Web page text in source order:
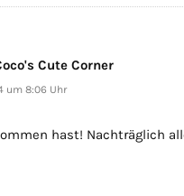
Cute Corner
um 8:06 Uhr
hast! Nachträglich